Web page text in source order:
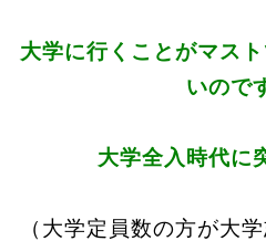
大学に行くことがマス
いので
大学全入時代に
（大学定員数の方が大